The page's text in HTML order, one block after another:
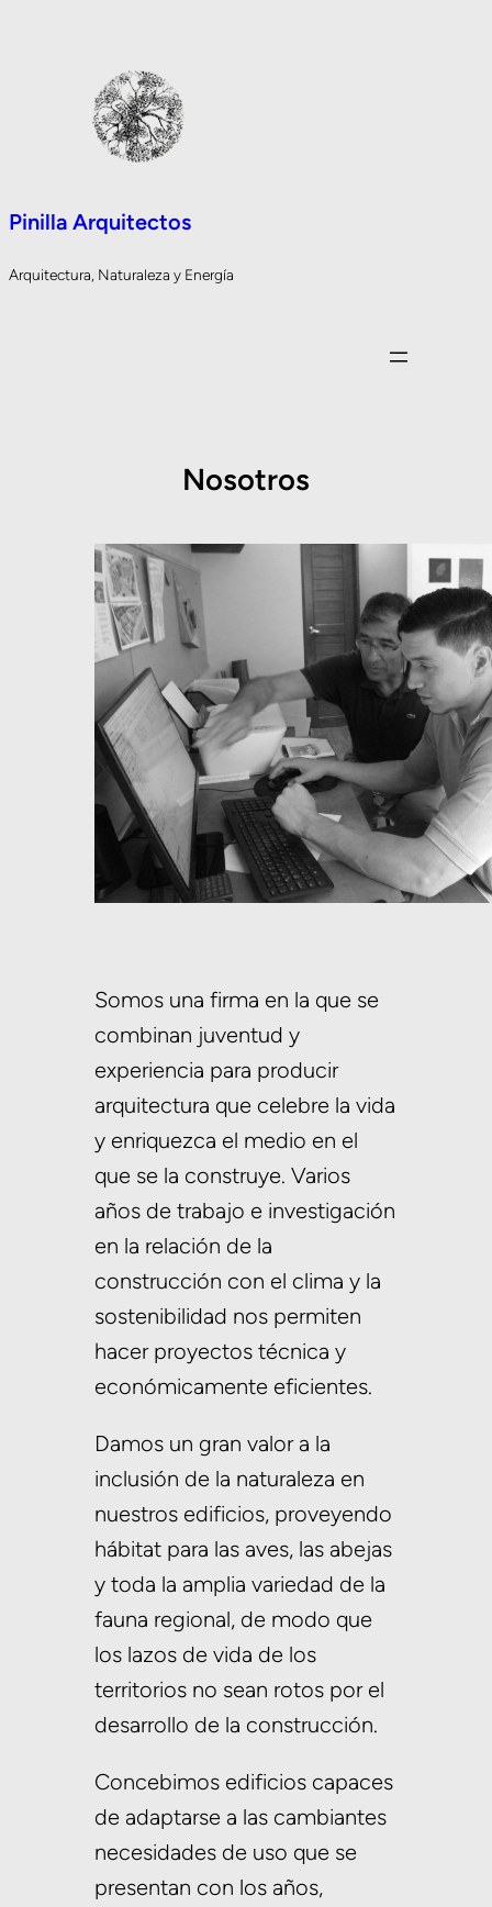
Pinilla Arquitectos
Arquitectura, Naturaleza y Energía
Nosotros
Somos una firma en la que se
combinan juventud y
experiencia para producir
arquitectura que celebre la vida
y enriquezca el medio en el
que se la construye. Varios
años de trabajo e investigación
en la relación de la
construcción con el clima y la
sostenibilidad nos permiten
hacer proyectos técnica y
económicamente eficientes.
Damos un gran valor a la
inclusión de la naturaleza en
nuestros edificios, proveyendo
hábitat para las aves, las abejas
y toda la amplia variedad de la
fauna regional, de modo que
los lazos de vida de los
territorios no sean rotos por el
desarrollo de la construcción.
Concebimos edificios capaces
de adaptarse a las cambiantes
necesidades de uso que se
presentan con los años,